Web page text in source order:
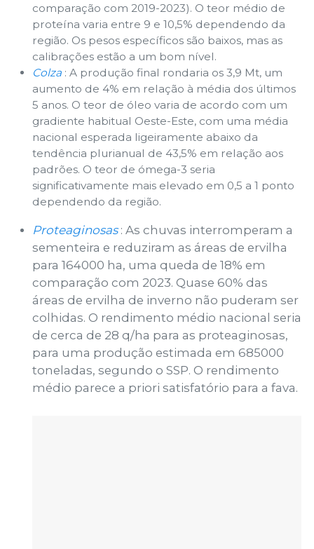
comparação com 2019-2023). O teor médio de
proteína varia entre 9 e 10,5% dependendo da
região. Os pesos específicos são baixos, mas as
calibrações estão a um bom nível.
Colza : A produção final rondaria os 3,9 Mt, um
aumento de 4% em relação à média dos últimos
5 anos. O teor de óleo varia de acordo com um
gradiente habitual Oeste-Este, com uma média
nacional esperada ligeiramente abaixo da
tendência plurianual de 43,5% em relação aos
padrões. O teor de ómega-3 seria
significativamente mais elevado em 0,5 a 1 ponto
dependendo da região.
Proteaginosas: As chuvas interromperam a
sementeira e reduziram as áreas de ervilha
para 164000 ha, uma queda de 18% em
comparação com 2023. Quase 60% das
áreas de ervilha de inverno não puderam ser
colhidas. O rendimento médio nacional seria
de cerca de 28 q/ha para as proteaginosas,
para uma produção estimada em 685000
toneladas, segundo o SSP. O rendimento
médio parece a priori satisfatório para a fava.